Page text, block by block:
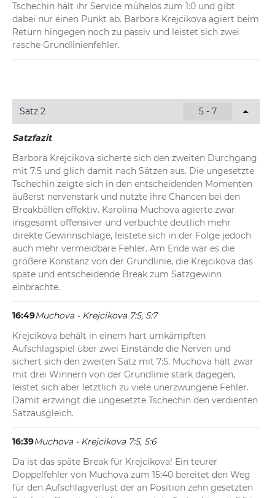
Tschechin hält ihr Service mühelos zum 1:0 und gibt
dabei nur einen Punkt ab. Barbora Krejcikova agiert beim
Return hingegen noch zu passiv und leistet sich zwei
rasche Grundlinienfehler.
Satz 2 5 - 7
Satzfazit
Barbora Krejcikova sicherte sich den zweiten Durchgang
mit 7:5 und glich damit nach Sätzen aus. Die ungesetzte
Tschechin zeigte sich in den entscheidenden Momenten
äußerst nervenstark und nutzte ihre Chancen bei den
Breakbällen effektiv. Karolina Muchova agierte zwar
insgesamt offensiver und verbuchte deutlich mehr
direkte Gewinnschläge, leistete sich in der Folge jedoch
auch mehr vermeidbare Fehler. Am Ende war es die
größere Konstanz von der Grundlinie, die Krejcikova das
späte und entscheidende Break zum Satzgewinn
einbrachte.
16:49Muchova - Krejcikova 7:5, 5:7
Krejcikova behält in einem hart umkämpften
Aufschlagspiel über zwei Einstände die Nerven und
sichert sich den zweiten Satz mit 7:5. Muchova hält zwar
mit drei Winnern von der Grundlinie stark dagegen,
leistet sich aber letztlich zu viele unerzwungene Fehler.
Damit erzwingt die ungesetzte Tschechin den verdienten
Satzausgleich.
16:39Muchova - Krejcikova 7:5, 5:6
Da ist das späte Break für Krejcikova! Ein teurer
Doppelfehler von Muchova zum 15:40 bereitet den Weg
für den Aufschlagverlust der an Position zehn gesetzten